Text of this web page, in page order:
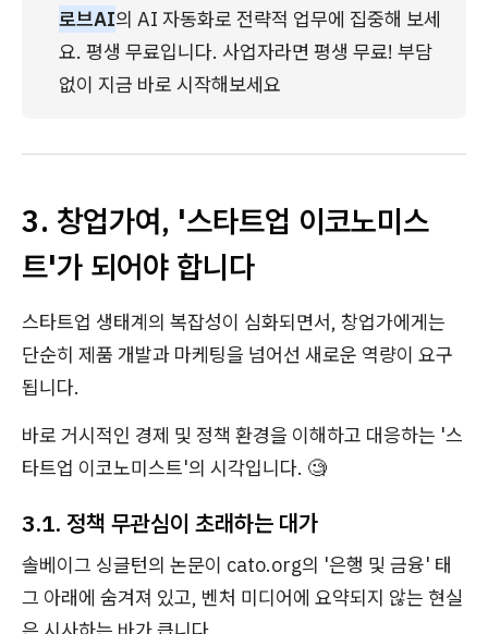
로브AI의 AI 자동화로 전략적 업무에 집중해 보세
요. 평생 무료입니다. 사업자라면 평생 무료! 부담
없이 지금 바로 시작해보세요
3. 창업가여, '스타트업 이코노미스
트'가 되어야 합니다
스타트업 생태계의 복잡성이 심화되면서, 창업가에게는
단순히 제품 개발과 마케팅을 넘어선 새로운 역량이 요구
됩니다.
바로 거시적인 경제 및 정책 환경을 이해하고 대응하는 '스
타트업 이코노미스트'의 시각입니다. 🧐
3.1. 정책 무관심이 초래하는 대가
솔베이그 싱글턴의 논문이 cato.org의 '은행 및 금융' 태
그 아래에 숨겨져 있고, 벤처 미디어에 요약되지 않는 현실